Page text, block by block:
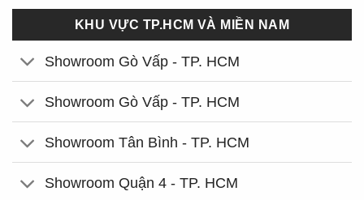
KHU VỰC TP.HCM VÀ MIỀN NAM
Showroom Gò Vấp - TP. HCM
Showroom Gò Vấp - TP. HCM
Showroom Tân Bình - TP. HCM
Showroom Quận 4 - TP. HCM